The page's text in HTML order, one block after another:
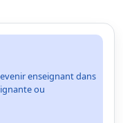
enseignant dans
ou